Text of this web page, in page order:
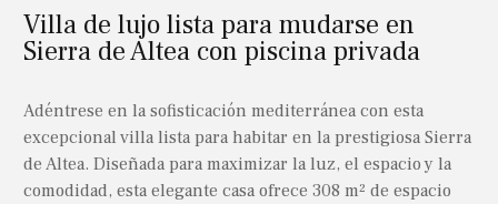
Sagra
Valencia
6 a 9 baños
Mostrar Propiedades
Villa de lujo lista para mudarse en
Sierra de Altea con piscina privada
Adéntrese en la sofisticación mediterránea con esta
excepcional villa lista para habitar en la prestigiosa Sierra
de Altea. Diseñada para maximizar la luz, el espacio y la
comodidad, esta elegante casa ofrece 308 m² de espacio